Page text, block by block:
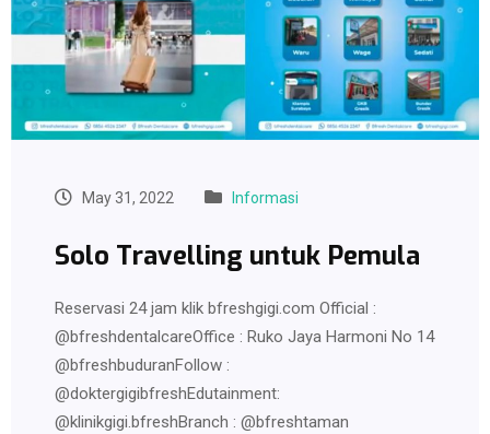
May 31, 2022 Informasi
Solo Travelling untuk Pemula
Reservasi 24 jam klik bfreshgigi.com Official :
@bfreshdentalcareOffice : Ruko Jaya Harmoni No 14
@bfreshbuduranFollow :
@doktergigibfreshEdutainment:
@klinikgigi.bfreshBranch : @bfreshtaman